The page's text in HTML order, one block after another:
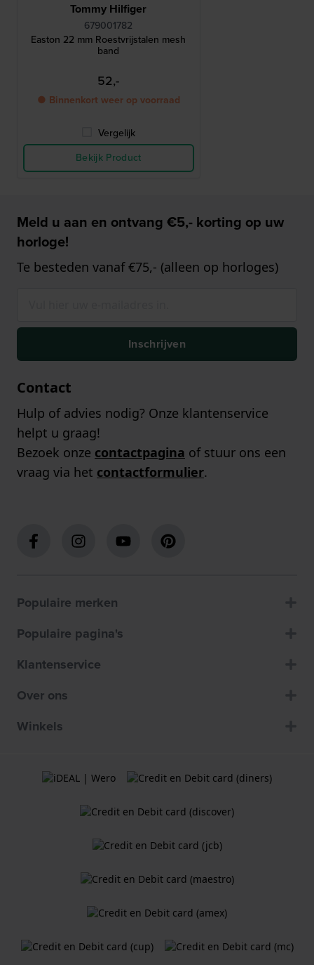
Tommy Hilfiger
679001782
Easton 22 mm Roestvrijstalen mesh
band
52,-
● Binnenkort weer op voorraad
Vergelijk
Bekijk Product
Meld u aan en ontvang €5,- korting op uw
horloge!
Te besteden vanaf €75,- (alleen op horloges)
Inschrijven
Contact
Hulp of advies nodig? Onze klantenservice
helpt u graag!
Bezoek onze contactpagina of stuur ons een
vraag via het contactformulier.
Populaire merken
Populaire pagina's
Klantenservice
Over ons
Winkels